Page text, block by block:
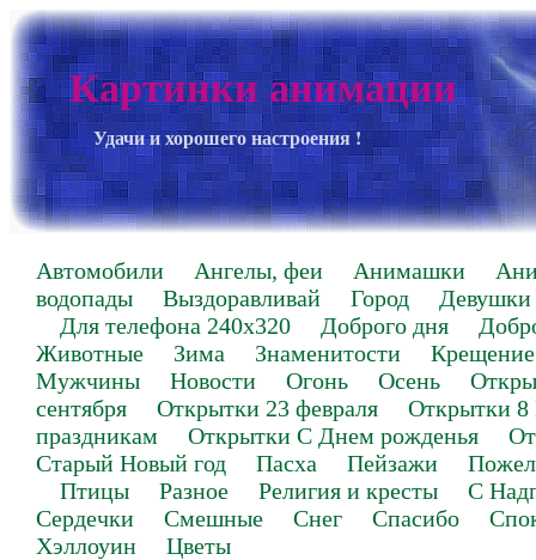
Картинки анимации
Удачи и хорошего настроения !
Автомобили Ангелы, феи Анимашки
водопады
Выздоравливай Город
Девушки
Для телефона 240х320
Доброго дня
Животные
Зима Знаменитости
Крещение
Мужчины
Новости Огонь Осень
сентября
Открытки 23 февраля
Открытки 8
праздникам
Открытки С Днем рожденья
Старый Новый год
Пасха Пейзажи
Птицы
Разное Религия и кресты
С
Сердечки
Смешные Снег Спасибо
Хэллоуин
Цветы